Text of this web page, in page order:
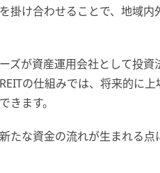
掛け合わせることで、地域
ズが資産運用会社として投
の仕組みでは、将来的に
きます。
たな資金の流れが生まれる点